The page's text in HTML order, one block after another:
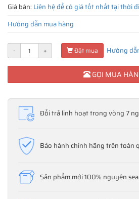
Giá bán: Liên hệ để có giá tốt nhất tại thời
Hướng dẫn mua hàng
- + Đặt mua Hướng
GỌI MUA
Đổi trả linh hoạt trong vòng 7
Bảo hành chính hãng trên toàn
Sản phẩm mới 100% nguyên